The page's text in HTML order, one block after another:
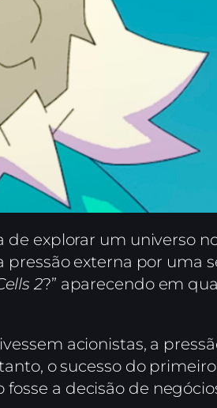
explorar um universo
externa por uma
2?” aparecendo em
acionistas, a
o sucesso do
a decisão de